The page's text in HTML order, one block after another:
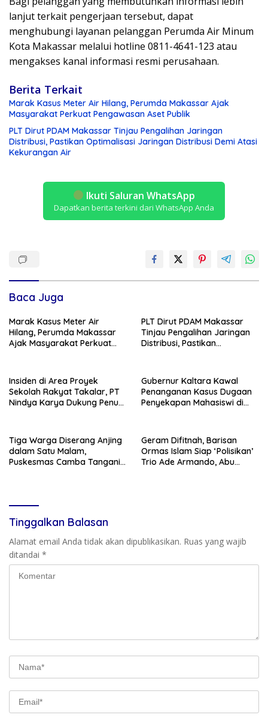
lanjut terkait pengerjaan tersebut, dapat
menghubungi layanan pelanggan Perumda Air Minum
Kota Makassar melalui hotline 0811-4641-123 atau
mengakses kanal informasi resmi perusahaan.
Berita Terkait
Marak Kasus Meter Air Hilang, Perumda Makassar Ajak
Masyarakat Perkuat Pengawasan Aset Publik
PLT Dirut PDAM Makassar Tinjau Pengalihan Jaringan
Distribusi, Pastikan Optimalisasi Jaringan Distribusi Demi Atasi
Kekurangan Air
Ikuti Saluran WhatsApp
Dapatkan berita terkini dari WhatsApp Anda
Baca Juga
Marak Kasus Meter Air
Hilang, Perumda Makassar
Ajak Masyarakat Perkuat
PLT Dirut PDAM Makassar
Tinjau Pengalihan Jaringan
Distribusi, Pastikan
Kekurangan Air
Insiden di Area Proyek
Sekolah Rakyat Takalar, PT
Nindya Karya Dukung Penuh
Gubernur Kaltara Kawal
Penanganan Kasus Dugaan
Penyekapan Mahasiswi di
Tiga Warga Diserang Anjing
dalam Satu Malam,
Puskesmas Camba Tangani
Geram Difitnah, Barisan
Ormas Islam Siap ‘Polisikan’
Trio Ade Armando, Abu
Tinggalkan Balasan
Alamat email Anda tidak akan dipublikasikan. Ruas yang wajib
ditandai *